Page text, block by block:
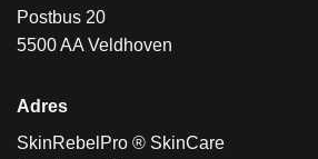
Postbus 20
5500 AA Veldhoven
Adres
SkinRebelPro ® SkinCare